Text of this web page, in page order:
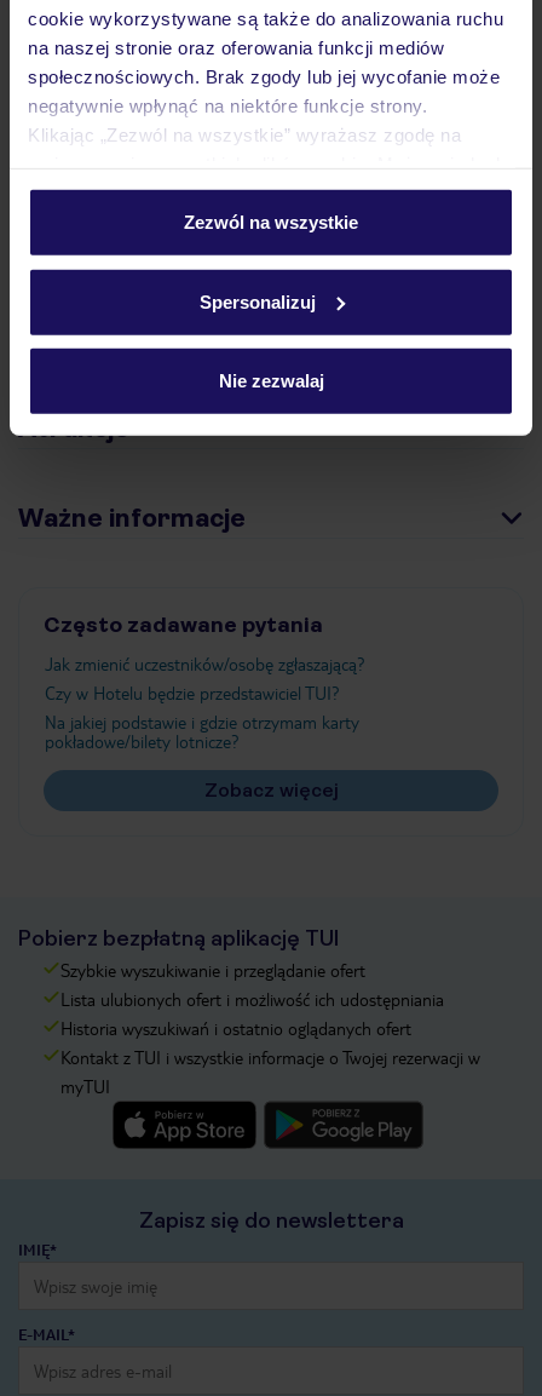
cookie wykorzystywane są także do analizowania ruchu
na naszej stronie oraz oferowania funkcji mediów
społecznościowych. Brak zgody lub jej wycofanie może
negatywnie wpłynąć na niektóre funkcje strony.
Klikając „Zezwól na wszystkie” wyrażasz zgodę na
personalizować swój wybór wchodząc w zakładkę
Szczegółowe informacje o plikach cookie znajdziesz
Zezwól na wszystkie
Spersonalizuj
Nie zezwalaj
Hotel
Pokoje
Wyżywienie
Atrakcje
Ważne informacje
Często zadawane pytania
Jak zmienić uczestników/osobę zgłaszającą?
Czy w Hotelu będzie przedstawiciel TUI?
Na jakiej podstawie i gdzie otrzymam karty
pokładowe/bilety lotnicze?
Zobacz więcej
Pobierz bezpłatną aplikację TUI
Szybkie wyszukiwanie i przeglądanie ofert
Lista ulubionych ofert i możliwość ich udostępniania
Historia wyszukiwań i ostatnio oglądanych ofert
Kontakt z TUI i wszystkie informacje o Twojej rezerwacji w
myTUI
Zapisz się do newslettera
IMIĘ*
E-MAIL*